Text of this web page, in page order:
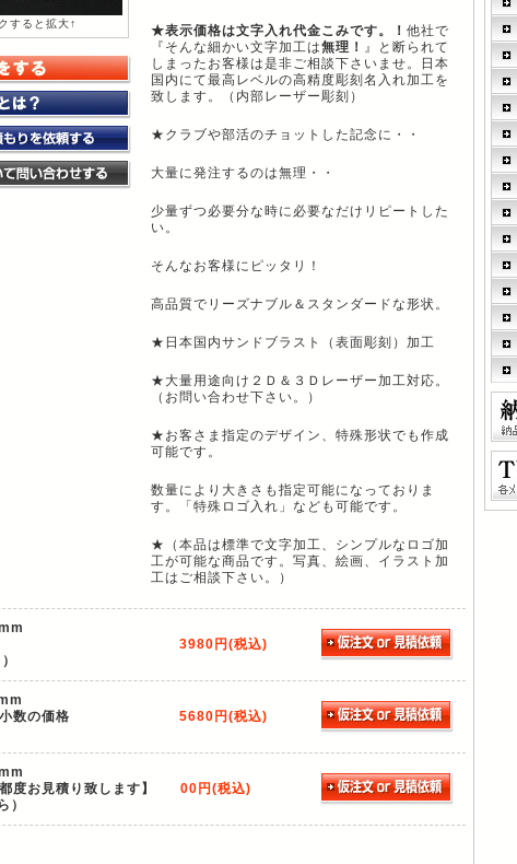
すると拡大↑ ★表示価格は文字入れ代金こみです。！ 他社で
『そんな細かい文字加工は無理！ 』と断られて
しまったお客様は是非ご相談下さいませ。日本
国内にて最高レベルの高精度彫刻名入れ加工を
致します。（内部レーザー彫刻）
★クラブや部活のチョットした記念に・・
大量に発注するのは無理・・
少量ずつ必要分な時に必要なだけリピートした
い。
そんなお客様にピッタリ！
高品質でリーズナブル＆スタンダードな形状。
★日本国内サンドブラスト（表面彫刻）加工
★大量用途向け２Ｄ＆３Ｄレーザー加工対応。
（お問い合わせ下さい。）
★お客さま指定のデザイン、特殊形状でも作成
可能です。
数量により大きさも指定可能になっておりま
す。「特殊ロゴ入れ」なども可能です。
★（本品は標準で文字加工、シンプルなロゴ加
工が可能な商品です。写真、絵画、イラスト加
工はご相談下さい。）
3980円(税込)
数の価格
5680円(税込)
度お見積り致します】
）
00円(税込)